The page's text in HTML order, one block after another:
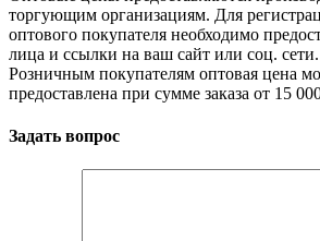
торгующим организациям. Для
оптового покупателя необходимо
лица и ссылки на ваш сайт или соц. сети.
Розничным покупателям оптовая цена
предоставлена при сумме заказа от 15
Задать вопрос